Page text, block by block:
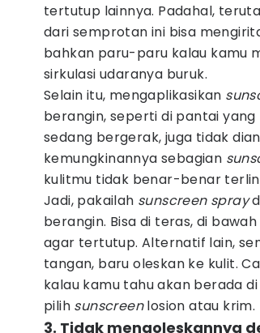
tertutup lainnya. Padahal,
dari semprotan ini bisa
bahkan paru-paru kalau kamu
sirkulasi udaranya buruk.
Selain itu, mengaplikasikan
berangin, seperti di pantai
sedang bergerak, juga tidak
kemungkinannya sebagian
kulitmu tidak benar-benar
Jadi, pakailah sunscreen spray
berangin. Bisa di teras, di
agar tertutup. Alternatif lain,
tangan, baru oleskan ke kulit.
kalau kamu tahu akan berada
pilih sunscreenlosion atau krim.
3. Tidak mengoleskannya